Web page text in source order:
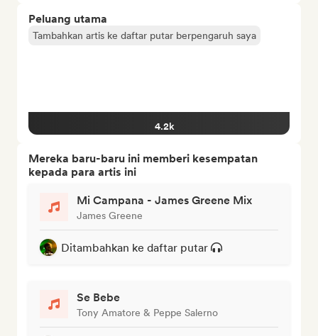
Peluang utama
Tambahkan artis ke daftar putar berpengaruh saya
4.2k
Mereka baru-baru ini memberi kesempatan
kepada para artis ini
Mi Campana - James Greene Mix
James Greene
Ditambahkan ke daftar putar
Se Bebe
Tony Amatore & Peppe Salerno